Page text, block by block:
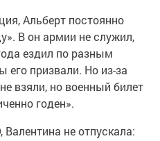
Альберт постоянно
В он армии не служил,
ездил по разным
его призвали. Но из-за
взяли, но военный билет
годен».
не отпускала: